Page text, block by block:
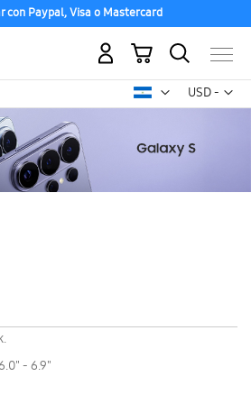
con Paypal, Visa o Mastercard
USD -
dólar
Mi carrito
- 6.9"